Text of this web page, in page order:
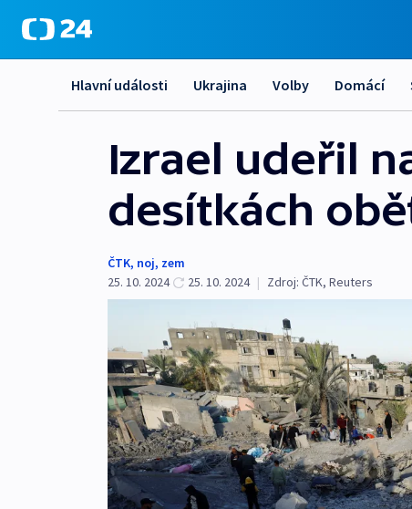
Hlavní události Ukrajina Volby Domácí
Izrael udeřil
desítkách
ČTK, noj, zem
25. 10. 2024
25. 10. 2024 | Zdroj: ČTK, Reuters